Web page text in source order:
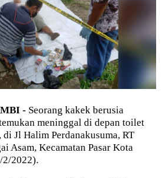
- Seorang kakek berusia
meninggal di depan toilet
Jl Halim Perdanakusuma, RT
Asam, Kecamatan Pasar Kota
2/2022).